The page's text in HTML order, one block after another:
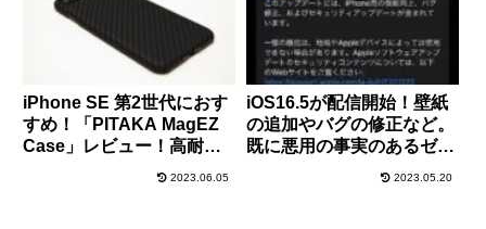
iPhone SE 第2世代におす
すめ！「PITAKA MagEZ
Case」レビュー！高耐久/
2023.06.05
iOS16.5が配信開始！壁紙
の追加やバグの修正など。
既に悪用の事実のあるゼロ
2023.05.20